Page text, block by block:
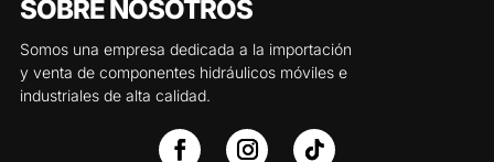
SOBRE NOSOTROS
Somos una empresa dedicada a la importación
y venta de componentes hidráulicos móviles e
industriales de alta calidad.